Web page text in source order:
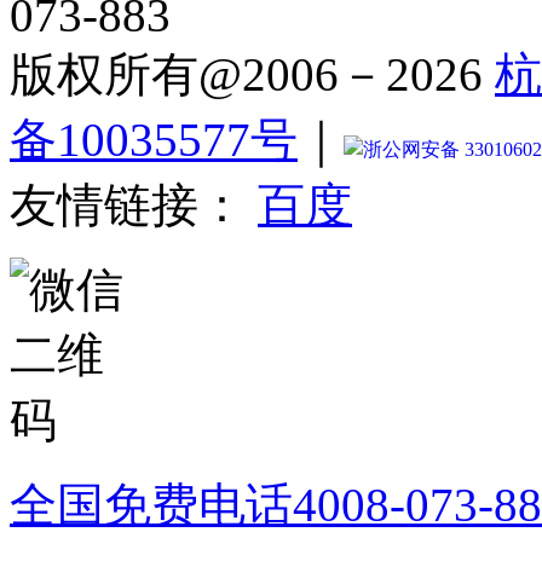
073-883
版权所有@2006－2026
备10035577号 ｜ 浙公网安备
友情链接： 百度
全国免费电话4008-073-